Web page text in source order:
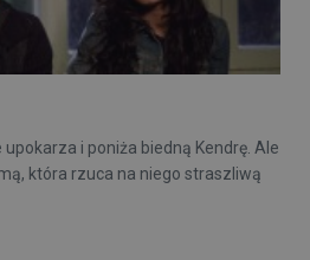
upokarza i poniża biedną Kendrę. Ale
która rzuca na niego straszliwą